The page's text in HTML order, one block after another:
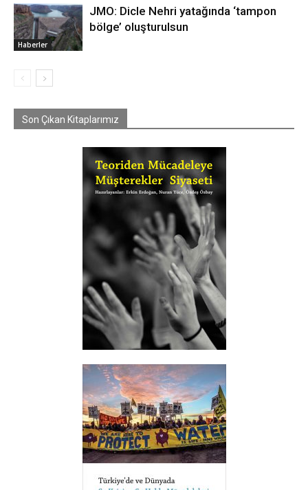
Haberler
JMO: Dicle Nehri yatağında ‘tampon
bölge’ oluşturulsun
Son Çıkan Kitaplarımız